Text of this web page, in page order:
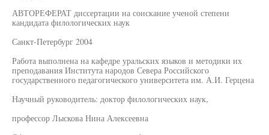
АВТОРЕФЕРАТ диссертации на соискание ученой степени
кандидата филологических наук
Санкт-Петербург 2004
Работа выполнена на кафедре уральских языков и методики их
преподавания Института народов Севера Российского
государственного педагогического университета им. А.И. Герцена
Научный руководитель: доктор филологических наук,
профессор Лыскова Нина Алексеевна